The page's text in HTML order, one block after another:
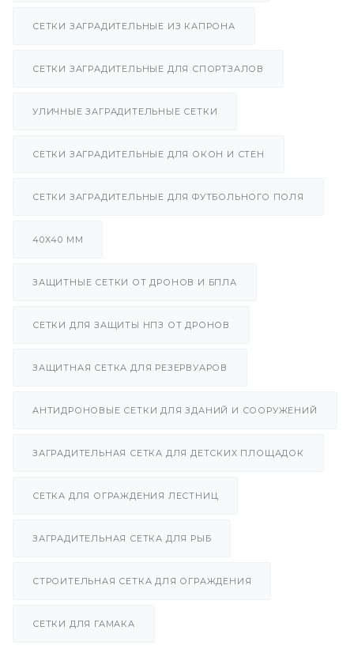
СЕТКИ ЗАГРАДИТЕЛЬНЫЕ ИЗ КАПРОНА
СЕТКИ ЗАГРАДИТЕЛЬНЫЕ ДЛЯ СПОРТЗАЛОВ
УЛИЧНЫЕ ЗАГРАДИТЕЛЬНЫЕ СЕТКИ
СЕТКИ ЗАГРАДИТЕЛЬНЫЕ ДЛЯ ОКОН И СТЕН
СЕТКИ ЗАГРАДИТЕЛЬНЫЕ ДЛЯ ФУТБОЛЬНОГО ПОЛЯ
40Х40 ММ
ЗАЩИТНЫЕ СЕТКИ ОТ ДРОНОВ И БПЛА
СЕТКИ ДЛЯ ЗАЩИТЫ НПЗ ОТ ДРОНОВ
ЗАЩИТНАЯ СЕТКА ДЛЯ РЕЗЕРВУАРОВ
АНТИДРОНОВЫЕ СЕТКИ ДЛЯ ЗДАНИЙ И СООРУЖЕНИЙ
ЗАГРАДИТЕЛЬНАЯ СЕТКА ДЛЯ ДЕТСКИХ ПЛОЩАДОК
СЕТКА ДЛЯ ОГРАЖДЕНИЯ ЛЕСТНИЦ
ЗАГРАДИТЕЛЬНАЯ СЕТКА ДЛЯ РЫБ
СТРОИТЕЛЬНАЯ СЕТКА ДЛЯ ОГРАЖДЕНИЯ
СЕТКИ ДЛЯ ГАМАКА